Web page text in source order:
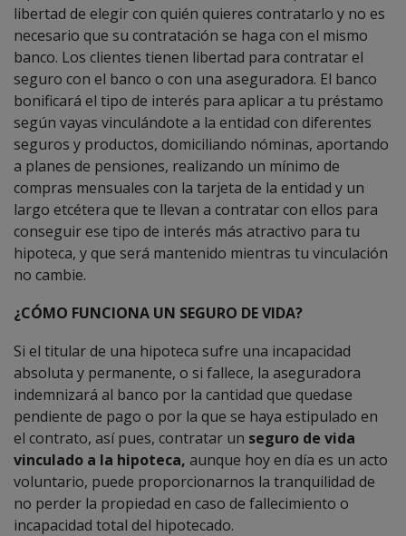
libertad de elegir con quién quieres contratarlo y no es
necesario que su contratación se haga con el mismo
banco. Los clientes tienen libertad para contratar el
seguro con el banco o con una aseguradora. El banco
bonificará el tipo de interés para aplicar a tu préstamo
según vayas vinculándote a la entidad con diferentes
seguros y productos, domiciliando nóminas, aportando
a planes de pensiones, realizando un mínimo de
compras mensuales con la tarjeta de la entidad y un
largo etcétera que te llevan a contratar con ellos para
conseguir ese tipo de interés más atractivo para tu
hipoteca, y que será mantenido mientras tu vinculación
no cambie.
¿CÓMO FUNCIONA UN SEGURO DE VIDA?
Si el titular de una hipoteca sufre una incapacidad
absoluta y permanente, o si fallece, la aseguradora
indemnizará al banco por la cantidad que quedase
pendiente de pago o por la que se haya estipulado en
el contrato, así pues, contratar un seguro de vida
vinculado a la hipoteca, aunque hoy en día es un acto
voluntario, puede proporcionarnos la tranquilidad de
no perder la propiedad en caso de fallecimiento o
incapacidad total del hipotecado.